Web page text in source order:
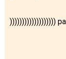
)))))))))))))))))))